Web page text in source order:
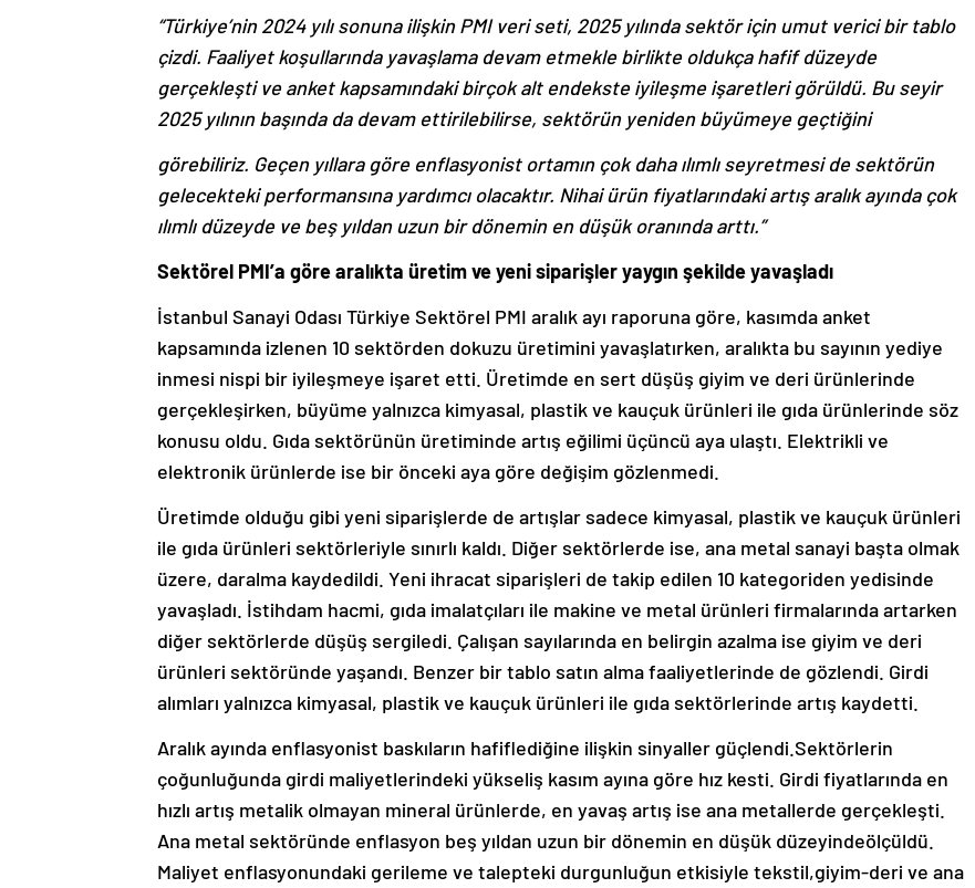
“Türkiye’nin 2024 yılı sonuna ilişkin PMI veri seti, 2025 yılında sektör için umut verici bir tablo
çizdi. Faaliyet koşullarında yavaşlama devam etmekle birlikte oldukça hafif düzeyde
gerçekleşti ve anket kapsamındaki birçok alt endekste iyileşme işaretleri görüldü. Bu seyir
2025 yılının başında da devam ettirilebilirse, sektörün yeniden büyümeye geçtiğini
görebiliriz. Geçen yıllara göre enflasyonist ortamın çok daha ılımlı seyretmesi de sektörün
gelecekteki performansına yardımcı olacaktır. Nihai ürün fiyatlarındaki artış aralık ayında çok
ılımlı düzeyde ve beş yıldan uzun bir dönemin en düşük oranında arttı.”
Sektörel PMI’a göre aralıkta üretim ve yeni siparişler yaygın şekilde yavaşladı
İstanbul Sanayi Odası Türkiye Sektörel PMI aralık ayı raporuna göre, kasımda anket
kapsamında izlenen 10 sektörden dokuzu üretimini yavaşlatırken, aralıkta bu sayının yediye
inmesi nispi bir iyileşmeye işaret etti. Üretimde en sert düşüş giyim ve deri ürünlerinde
gerçekleşirken, büyüme yalnızca kimyasal, plastik ve kauçuk ürünleri ile gıda ürünlerinde söz
konusu oldu. Gıda sektörünün üretiminde artış eğilimi üçüncü aya ulaştı. Elektrikli ve
elektronik ürünlerde ise bir önceki aya göre değişim gözlenmedi.
Üretimde olduğu gibi yeni siparişlerde de artışlar sadece kimyasal, plastik ve kauçuk ürünleri
ile gıda ürünleri sektörleriyle sınırlı kaldı. Diğer sektörlerde ise, ana metal sanayi başta olmak
üzere, daralma kaydedildi. Yeni ihracat siparişleri de takip edilen 10 kategoriden yedisinde
yavaşladı. İstihdam hacmi, gıda imalatçıları ile makine ve metal ürünleri firmalarında artarken
diğer sektörlerde düşüş sergiledi. Çalışan sayılarında en belirgin azalma ise giyim ve deri
ürünleri sektöründe yaşandı. Benzer bir tablo satın alma faaliyetlerinde de gözlendi. Girdi
alımları yalnızca kimyasal, plastik ve kauçuk ürünleri ile gıda sektörlerinde artış kaydetti.
Aralık ayında enflasyonist baskıların hafiflediğine ilişkin sinyaller güçlendi.Sektörlerin
çoğunluğunda girdi maliyetlerindeki yükseliş kasım ayına göre hız kesti. Girdi fiyatlarında en
hızlı artış metalik olmayan mineral ürünlerde, en yavaş artış ise ana metallerde gerçekleşti.
Ana metal sektöründe enflasyon beş yıldan uzun bir dönemin en düşük düzeyindeölçüldü.
Maliyet enflasyonundaki gerileme ve talepteki durgunluğun etkisiyle tekstil,giyim-deri ve ana